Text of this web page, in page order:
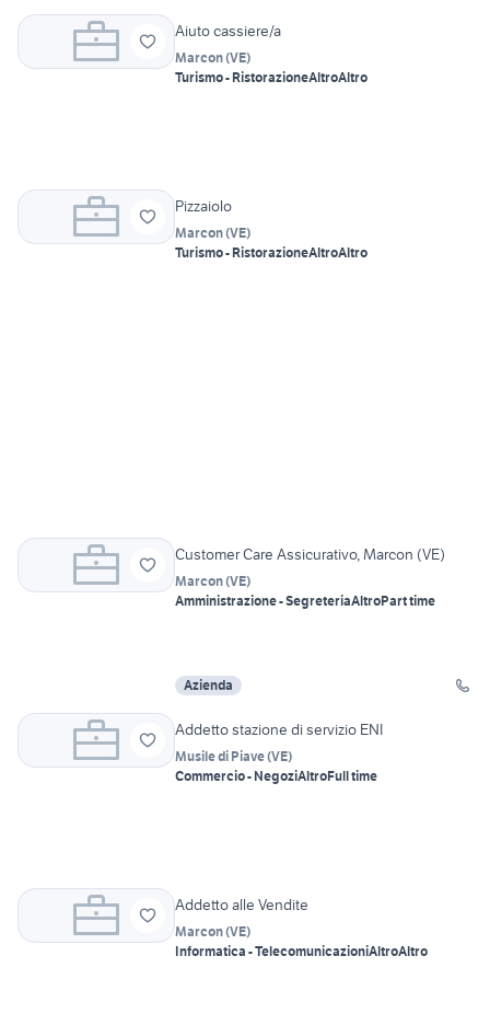
Aiuto cassiere/a
Marcon(VE)
Turismo - RistorazioneAltroAltro
Pizzaiolo
Marcon(VE)
Turismo - RistorazioneAltroAltro
Customer Care Assicurativo, Marcon (VE)
Marcon(VE)
Amministrazione - SegreteriaAltroPart time
Azienda
Addetto stazione di servizio ENI
Musile di Piave(VE)
Commercio - NegoziAltroFull time
Addetto alle Vendite
Marcon(VE)
Informatica - TelecomunicazioniAltroAltro